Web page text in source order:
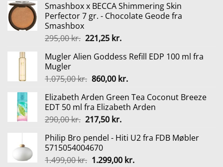
Smashbox x BECCA Shimmering Skin
Perfector 7 gr. - Chocolate Geode fra
Smashbox
295,00kr. Den
pris
295,00 kr..
221,25 kr.Den
pris
221,25 kr..
Mugler Alien Goddess Refill EDP 100 ml fra
Mugler
1.075,00kr. Den
pris
var:
1.075,00 kr..
860,00 kr.Den
pris
er:
Elizabeth Arden Green Tea Coconut Breeze
EDT 50 ml fra Elizabeth Arden
290,00kr. Den
pris
var:
290,00 kr..
217,50 kr.Den
pris
217,50 kr..
Philip Bro pendel - Hiti U2 fra FDB Møbler
5715054004670
1.499,00kr. Den
1.299,00 kr.Den